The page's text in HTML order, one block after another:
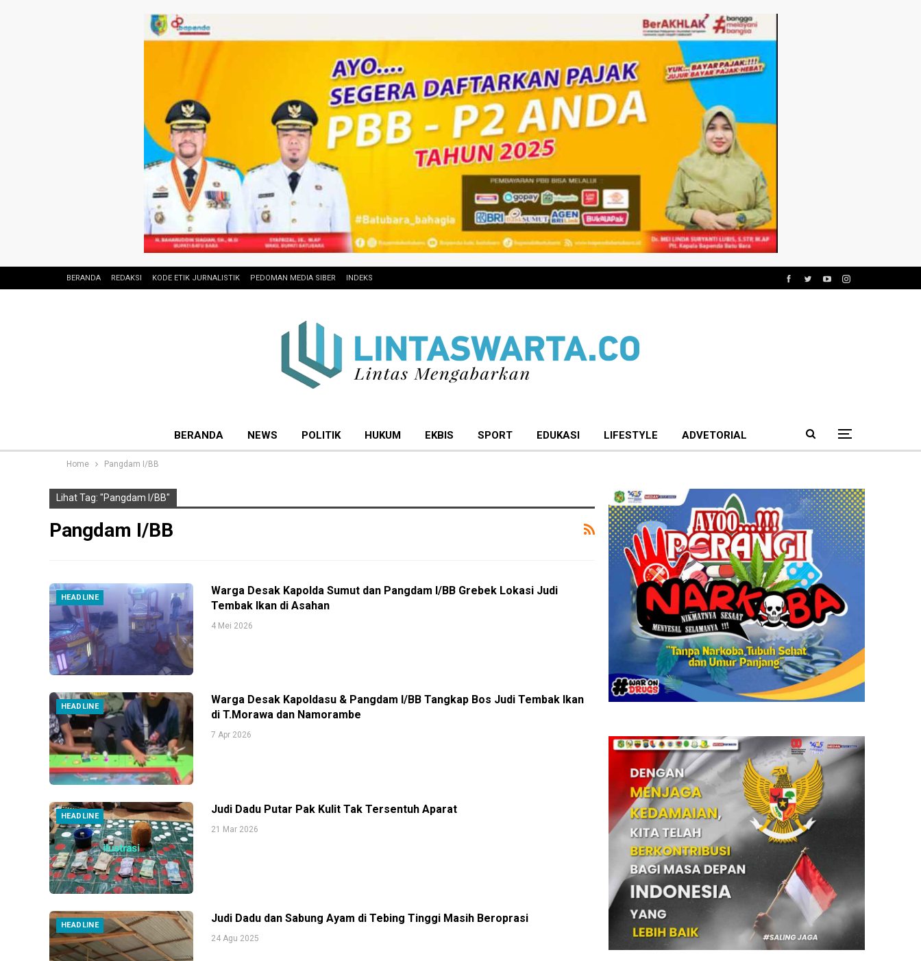
BERANDA REDAKSI KODE ETIK JURNALISTIK PEDOMAN MEDIA SIBER INDEKS
BERANDA NEWS POLITIK HUKUM EKBIS SPORT EDUKASI LIFESTYLE ADVETORIAL
Home Pangdam I/BB
Lihat Tag: "Pangdam I/BB"
Pangdam I/BB
HEADLINE
Warga Desak Kapolda Sumut dan Pangdam I/BB Grebek Lokasi Judi
Tembak Ikan di Asahan
4 Mei 2026
HEADLINE
Warga Desak Kapoldasu & Pangdam I/BB Tangkap Bos Judi Tembak Ikan
di T.Morawa dan Namorambe
7 Apr 2026
HEADLINE
Judi Dadu Putar Pak Kulit Tak Tersentuh Aparat
21 Mar 2026
HEADLINE
Judi Dadu dan Sabung Ayam di Tebing Tinggi Masih Beroprasi
24 Agu 2025